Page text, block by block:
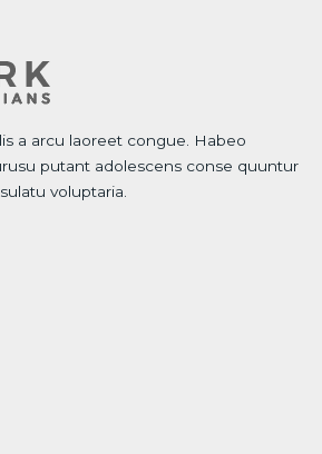
a arcu laoreet congue. Habeo
putant adolescens conse quuntur
voluptaria.